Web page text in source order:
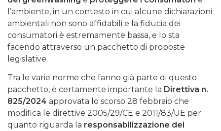
l’ambiente, in un contesto in cui alcune dichiarazioni
ambientali non sono affidabili e la fiducia dei
consumatori è estremamente bassa, e lo sta
facendo attraverso un pacchetto di proposte
legislative.
Tra le varie norme che fanno già parte di questo
pacchetto, è certamente importante la Direttiva n.
825/2024 approvata lo scorso 28 febbraio che
modifica le direttive 2005/29/CE e 2011/83/UE per
quanto riguarda la responsabilizzazione dei